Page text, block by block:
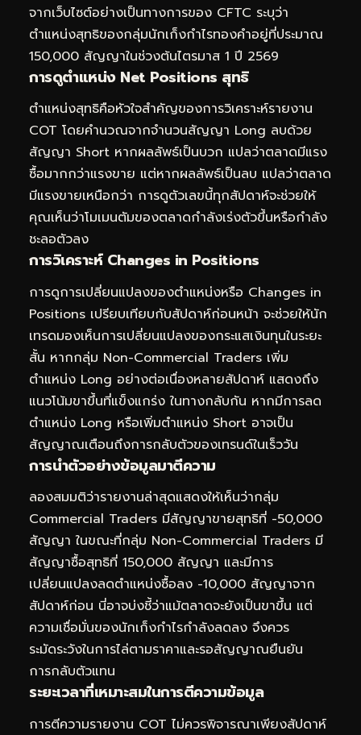
จากเว็บไซต์อย่างเป็นทางการของ CFTC ระบุว่า
ตำแหน่งสุทธิของกลุ่มนักเก็งกำไรทองคำอยู่ที่ประมาณ
150,000 สัญญาในช่วงต้นไตรมาส 1 ปี 2569
การดูตำแหน่ง Net Positions สุทธิ
ตำแหน่งสุทธิคือหัวใจสำคัญของการวิเคราะห์รายงาน
COT โดยคำนวณจากจำนวนสัญญา Long ลบด้วย
สัญญา Short หากผลลัพธ์เป็นบวก แปลว่าตลาดมีแรง
ซื้อมากกว่าแรงขาย แต่หากผลลัพธ์เป็นลบ แปลว่าตลาด
มีแรงขายเหนือกว่า การดูตัวเลขนี้ทุกสัปดาห์จะช่วยให้
คุณเห็นว่าโมเมนตัมของตลาดกำลังเร่งตัวขึ้นหรือกำลัง
ชะลอตัวลง
การวิเคราะห์ Changes in Positions
การดูการเปลี่ยนแปลงของตำแหน่งหรือ Changes in
Positions เปรียบเทียบกับสัปดาห์ก่อนหน้า จะช่วยให้นัก
เทรดมองเห็นการเปลี่ยนแปลงของกระแสเงินทุนในระยะ
สั้น หากกลุ่ม Non-Commercial Traders เพิ่ม
ตำแหน่ง Long อย่างต่อเนื่องหลายสัปดาห์ แสดงถึง
แนวโน้มขาขึ้นที่แข็งแกร่ง ในทางกลับกัน หากมีการลด
ตำแหน่ง Long หรือเพิ่มตำแหน่ง Short อาจเป็น
สัญญาณเตือนถึงการกลับตัวของเทรนด์ในเร็ววัน
การนำตัวอย่างข้อมูลมาตีความ
ลองสมมติว่ารายงานล่าสุดแสดงให้เห็นว่ากลุ่ม
Commercial Traders มีสัญญาขายสุทธิที่ -50,000
สัญญา ในขณะที่กลุ่ม Non-Commercial Traders มี
สัญญาซื้อสุทธิที่ 150,000 สัญญา และมีการ
เปลี่ยนแปลงลดตำแหน่งซื้อลง -10,000 สัญญาจาก
สัปดาห์ก่อน นี่อาจบ่งชี้ว่าแม้ตลาดจะยังเป็นขาขึ้น แต่
ความเชื่อมั่นของนักเก็งกำไรกำลังลดลง จึงควร
ระมัดระวังในการไล่ตามราคาและรอสัญญาณยืนยัน
การกลับตัวแทน
ระยะเวลาที่เหมาะสมในการตีความข้อมูล
การตีความรายงาน COT ไม่ควรพิจารณาเพียงสัปดาห์